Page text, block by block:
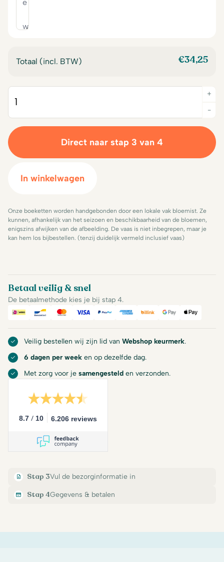
Totaal (incl. BTW) €34,25
-
+
Direct naar stap 3 van 4
In winkelwagen
Onze boeketten worden handgebonden door een lokale vak bloemist. Ze
kunnen, afhankelijk van het seizoen en beschikbaarheid van de bloemen,
enigszins afwijken van de afbeelding. De vaas is niet inbegrepen, maar je
kan hem los bijbestellen. (tenzij duidelijk vermeld inclusief vaas)
Betaal veilig & snel
De betaalmethode kies je bij stap 4.
iDeal Bancontact
Mastercard
Visa PayPalAmerican Express
BillinkGoogle Pay
Apple
Veilig bestellen wij zijn lid van Webshop keurmerk.
6 dagen per week en op dezelfde dag.
Met zorg voor je samengesteld en verzonden.
8.7 / 10 6.206 reviews
Stap 3Vul de bezorginformatie in
Stap 4Gegevens & betalen